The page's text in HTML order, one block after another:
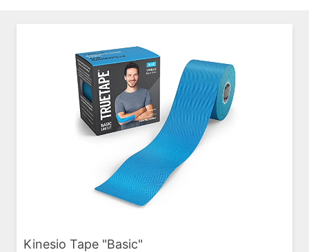
Kinesio Tape "Basic"